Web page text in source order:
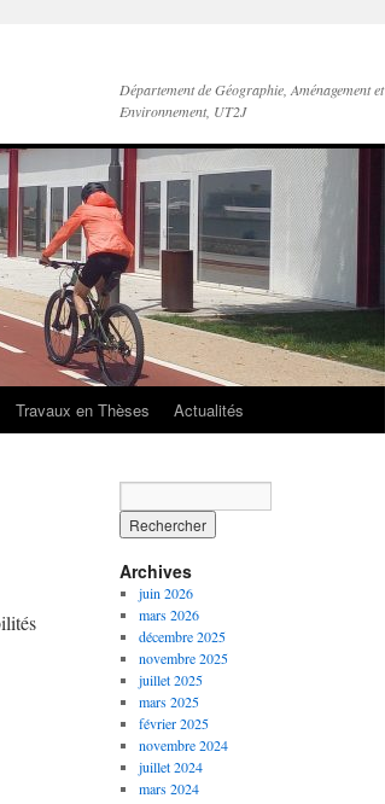
Département de Géographie, Aménagement et
Environnement, UT2J
Travaux en Thèses Actualités
Archives
juin 2026
mars 2026
décembre 2025
novembre 2025
juillet 2025
mars 2025
février 2025
novembre 2024
juillet 2024
mars 2024